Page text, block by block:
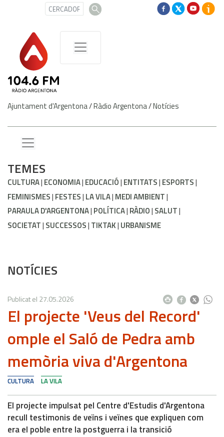
Ajuntament d'Argentona/Ràdio Argentona/Notícies
TEMES
CULTURA ECONOMIA EDUCACIÓ ENTITATS ESPORTS
FEMINISMES FESTES LA VILA MEDI AMBIENT
PARAULA D'ARGENTONA POLÍTICA RÀDIO SALUT
SOCIETAT SUCCESSOS TIKTAK URBANISME
NOTÍCIES
Publicat el 27.05.2026
El projecte 'Veus del Record'
omple el Saló de Pedra amb
memòria viva d'Argentona
CULTURA LA VILA
El projecte impulsat pel Centre d'Estudis d'Argentona
recull testimonis de veïns i veïnes que expliquen com
era el poble entre la postguerra i la transició